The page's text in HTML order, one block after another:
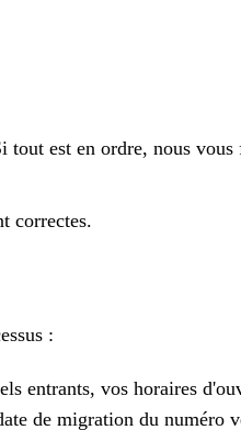
est en ordre, nous
correctes.
:
entrants, vos horaires
de migration du numéro